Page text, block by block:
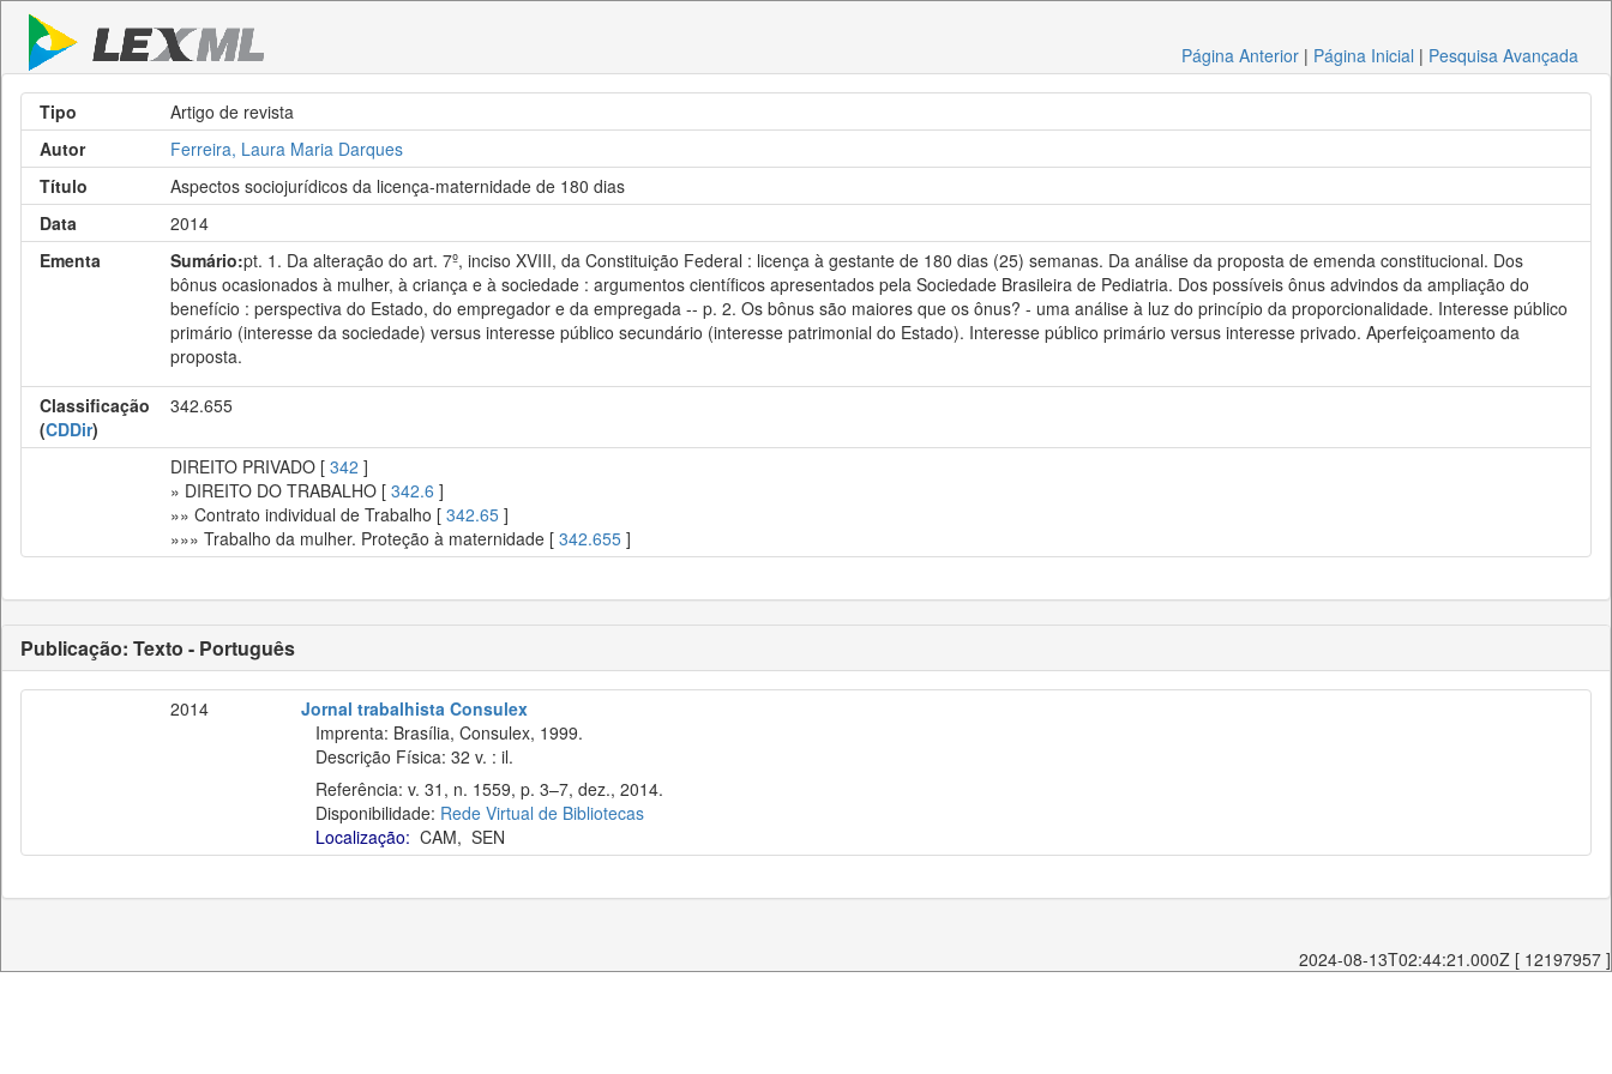
Página Anterior | Página Inicial | Pesquisa Avançada
Tipo
Artigo de revista
Autor
Ferreira, Laura Maria Darques
Título
Aspectos sociojurídicos da licença-maternidade de 180 dias
Data
2014
Ementa
Sumário:pt. 1. Da alteração do art. 7º, inciso XVIII, da Constituição Federal : licença à gestante de 180 dias (25) semanas. Da análise da proposta de emenda constitucional. Dos
bônus ocasionados à mulher, à criança e à sociedade : argumentos científicos apresentados pela Sociedade Brasileira de Pediatria. Dos possíveis ônus advindos da ampliação do
benefício : perspectiva do Estado, do empregador e da empregada -- p. 2. Os bônus são maiores que os ônus? - uma análise à luz do princípio da proporcionalidade. Interesse público
primário (interesse da sociedade) versus interesse público secundário (interesse patrimonial do Estado). Interesse público primário versus interesse privado. Aperfeiçoamento da
proposta.
Classificação
(CDDir)
342.655
DIREITO PRIVADO [ 342 ]
» DIREITO DO TRABALHO [ 342.6 ]
»» Contrato individual de Trabalho [ 342.65 ]
»»» Trabalho da mulher. Proteção à maternidade [ 342.655 ]
Publicação: Texto - Português
2014
Jornal trabalhista Consulex
Imprenta: Brasília, Consulex, 1999.
Descrição Física: 32 v. : il.
Referência: v. 31, n. 1559, p. 3–7, dez., 2014.
Disponibilidade: Rede Virtual de Bibliotecas
Localização: CAM, SEN
2024-08-13T02:44:21.000Z [ 12197957 ]